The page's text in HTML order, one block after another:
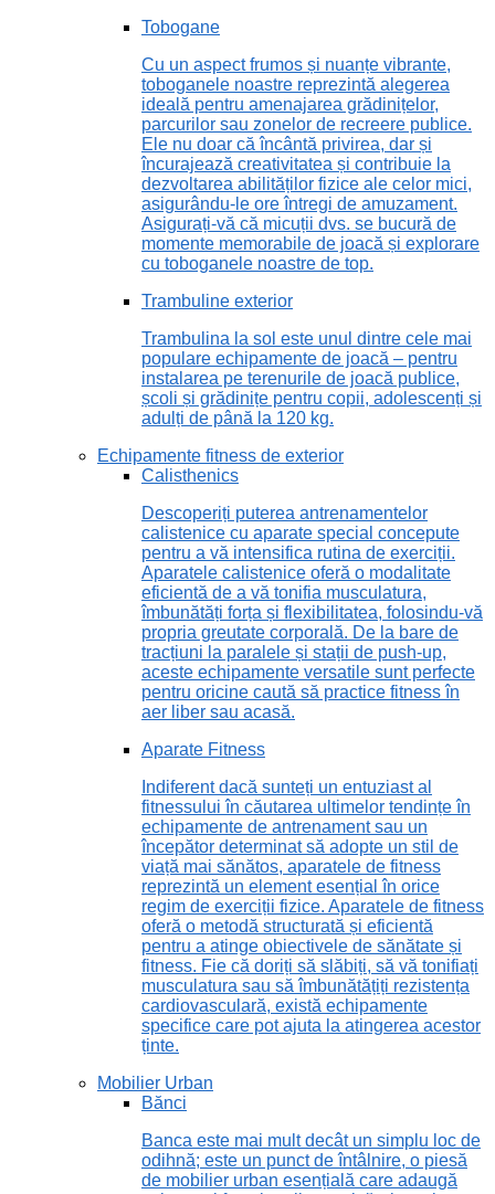
Tobogane
Cu un aspect frumos și nuanțe vibrante,
toboganele noastre reprezintă alegerea
ideală pentru amenajarea grădinițelor,
parcurilor sau zonelor de recreere publice.
Ele nu doar că încântă privirea, dar și
încurajează creativitatea și contribuie la
dezvoltarea abilităților fizice ale celor mici,
asigurându-le ore întregi de amuzament.
Asigurați-vă că micuții dvs. se bucură de
momente memorabile de joacă și explorare
cu toboganele noastre de top.
Trambuline exterior
Trambulina la sol este unul dintre cele mai
populare echipamente de joacă – pentru
instalarea pe terenurile de joacă publice,
școli și grădinițe pentru copii, adolescenți și
adulți de până la 120 kg.
Echipamente fitness de exterior
Calisthenics
Descoperiți puterea antrenamentelor
calistenice cu aparate special concepute
pentru a vă intensifica rutina de exerciții.
Aparatele calistenice oferă o modalitate
eficientă de a vă tonifia musculatura,
îmbunătăți forța și flexibilitatea, folosindu-vă
propria greutate corporală. De la bare de
tracțiuni la paralele și stații de push-up,
aceste echipamente versatile sunt perfecte
pentru oricine caută să practice fitness în
aer liber sau acasă.
Aparate Fitness
Indiferent dacă sunteți un entuziast al
fitnessului în căutarea ultimelor tendințe în
echipamente de antrenament sau un
începător determinat să adopte un stil de
viață mai sănătos, aparatele de fitness
reprezintă un element esențial în orice
regim de exerciții fizice. Aparatele de fitness
oferă o metodă structurată și eficientă
pentru a atinge obiectivele de sănătate și
fitness. Fie că doriți să slăbiți, să vă tonifiați
musculatura sau să îmbunătățiți rezistența
cardiovasculară, există echipamente
specifice care pot ajuta la atingerea acestor
ținte.
Mobilier Urban
Bănci
Banca este mai mult decât un simplu loc de
odihnă; este un punct de întâlnire, o piesă
de mobilier urban esențială care adaugă